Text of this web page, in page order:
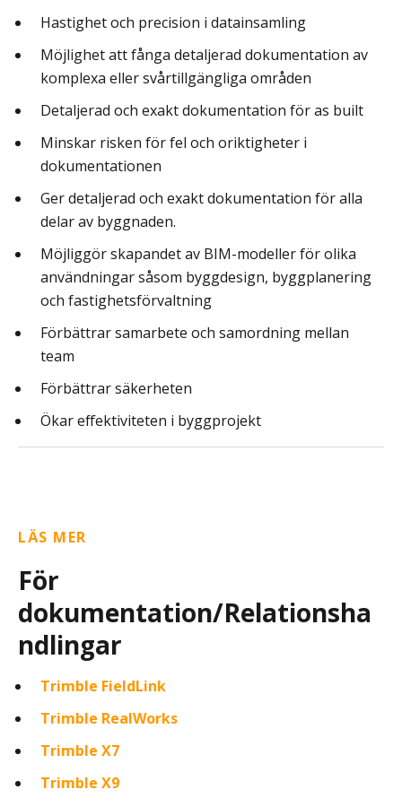
Hastighet och precision i datainsamling
Möjlighet att fånga detaljerad dokumentation av
komplexa eller svårtillgängliga områden
Detaljerad och exakt dokumentation för as built
Minskar risken för fel och oriktigheter i
dokumentationen
Ger detaljerad och exakt dokumentation för alla
delar av byggnaden.
Möjliggör skapandet av BIM-modeller för olika
användningar såsom byggdesign, byggplanering
och fastighetsförvaltning
Förbättrar samarbete och samordning mellan
team
Förbättrar säkerheten
Ökar effektiviteten i byggprojekt
LÄS MER
För
dokumentation/Relationsha
ndlingar
Trimble FieldLink
Trimble RealWorks
Trimble X7
Trimble X9